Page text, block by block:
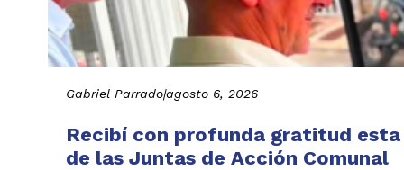
Gabriel Parrado|agosto 6, 2026
Recibí con profunda gratitud
de las Juntas de Acción Comunal